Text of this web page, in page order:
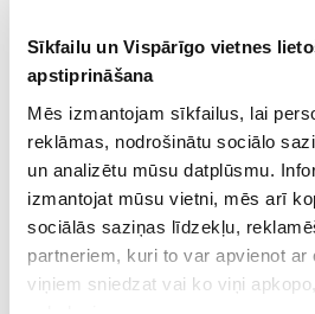
Sīkfailu un Vispārīgo vietnes
apstiprināšana
Mēs izmantojam sīkfailus, lai
reklāmas, nodrošinātu sociālo
un analizētu mūsu datplūsmu.
izmantojat mūsu vietni, mēs arī
sociālās saziņas līdzekļu,
partneriem, kuri to var apvienot
viņiem sniedzat vai ko viņi